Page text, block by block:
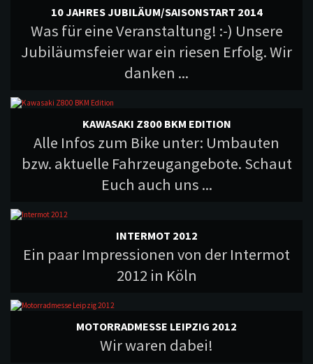
10 JAHRES JUBILÄUM/SAISONSTART 2014
Was für eine Veranstaltung! :-) Unsere
Jubiläumsfeier war ein riesen Erfolg. Wir
danken ...
KAWASAKI Z800 BKM EDITION
Alle Infos zum Bike unter: Umbauten
bzw. aktuelle Fahrzeugangebote. Schaut
Euch auch uns ...
INTERMOT 2012
Ein paar Impressionen von der Intermot
2012 in Köln
MOTORRADMESSE LEIPZIG 2012
Wir waren dabei!